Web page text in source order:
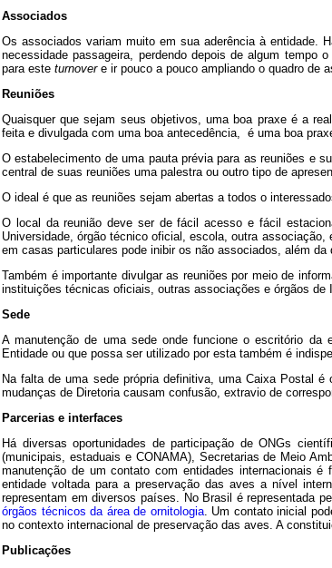
Associados
Os associados variam muito em sua aderência à entidade.
necessidade passageira, perdendo depois de algum tempo
para este turnovere ir pouco a pouco ampliando o quadro de
Reuniões
Quaisquer que sejam seus objetivos, uma boa praxe é a
feita e divulgada com uma boa antecedência, é uma boa
O estabelecimento de uma pauta prévia para as reuniões e
central de suas reuniões uma palestra ou outro tipo de
O ideal é que as reuniões sejam abertas a todos o
O local da reunião deve ser de fácil acesso e fácil
Universidade, órgão técnico oficial, escola, outra
em casas particulares pode inibir os não associados, além da
Também é importante divulgar as reuniões por meio de
instituições técnicas oficiais, outras associações e órgãos de
Sede
A manutenção de uma sede onde funcione o escritório da
Entidade ou que possa ser utilizado por esta também é
Na falta de uma sede própria definitiva, uma Caixa Postal
mudanças de Diretoria causam confusão, extravio de
Parcerias e interfaces
Há diversas oportunidades de participação de ONGs
(municipais, estaduais e CONAMA), Secretarias de Meio
manutenção de um contato com entidades internacionais
entidade voltada para a preservação das aves a nível
representam em diversos países. No Brasil é representada
órgãos técnicos da área de ornitologia. Um contato inicial
no contexto internacional de preservação das aves. A
Publicações